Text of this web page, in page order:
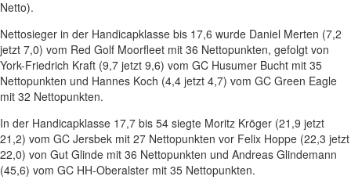
Netto).
Nettosieger in der Handicapklasse bis 17,6 wurde Daniel Merten (7,2
jetzt 7,0) vom Red Golf Moorfleet mit 36 Nettopunkten, gefolgt von
York-Friedrich Kraft (9,7 jetzt 9,6) vom GC Husumer Bucht mit 35
Nettopunkten und Hannes Koch (4,4 jetzt 4,7) vom GC Green Eagle
mit 32 Nettopunkten.
In der Handicapklasse 17,7 bis 54 siegte Moritz Kröger (21,9 jetzt
21,2) vom GC Jersbek mit 27 Nettopunkten vor Felix Hoppe (22,3 jetzt
22,0) von Gut Glinde mit 36 Nettopunkten und Andreas Glindemann
(45,6) vom GC HH-Oberalster mit 35 Nettopunkten.